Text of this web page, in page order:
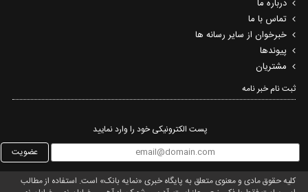
درباره ما
تماس با ما
خبرخوان از سایر رسانه ها
پیوندها
مشتریان
ثبت نام خبر نامه‌
پست الکترونیکی خود را وارد نمایید
عضویت
کلیه حقوق مادی و معنوی متعلق به پایگاه خبری «نمایه بانک» است. استفاده از مطالب